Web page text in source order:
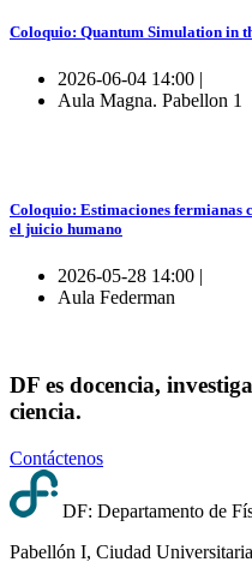
Coloquio: Quantum Simulation in
2026-06-04 14:00 |
Aula Magna. Pabellon 1
Coloquio: Estimaciones fermianas
el juicio humano
2026-05-28 14:00 |
Aula Federman
DF es docencia,
ciencia.
Contáctenos
DF: Departamento de
Pabellón I, Ciudad